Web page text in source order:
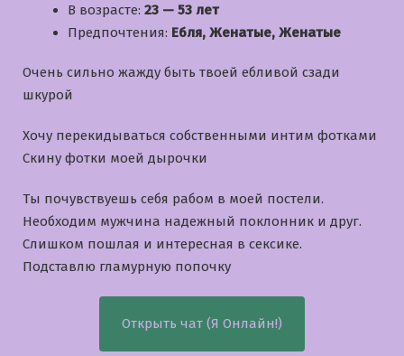
В возрасте: 23 — 53 лет
Предпочтения: Ебля, Женатые, Женатые
Очень сильно жажду быть твоей ебливой сзади
шкурой
Хочу перекидываться собственными интим фотками
Скину фотки моей дырочки
Ты почувствуешь себя рабом в моей постели.
Необходим мужчина надежный поклонник и друг.
Слишком пошлая и интересная в сексике.
Подставлю гламурную попочку
Открыть чат (Я Онлайн!)